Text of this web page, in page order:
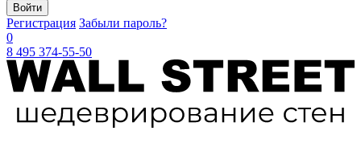
Войти
Регистрация Забыли пароль?
0
8 495 374-55-50